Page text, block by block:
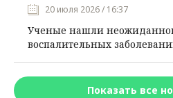
20 июля 2026 / 16:37
Ученые нашли
воспалительных
Показать все